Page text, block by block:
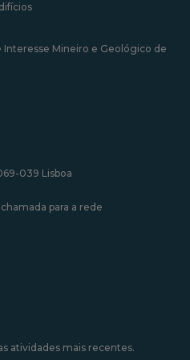
Interesse Mineiro e Geológico de
039 Lisboa
para a rede
atividades mais recentes.